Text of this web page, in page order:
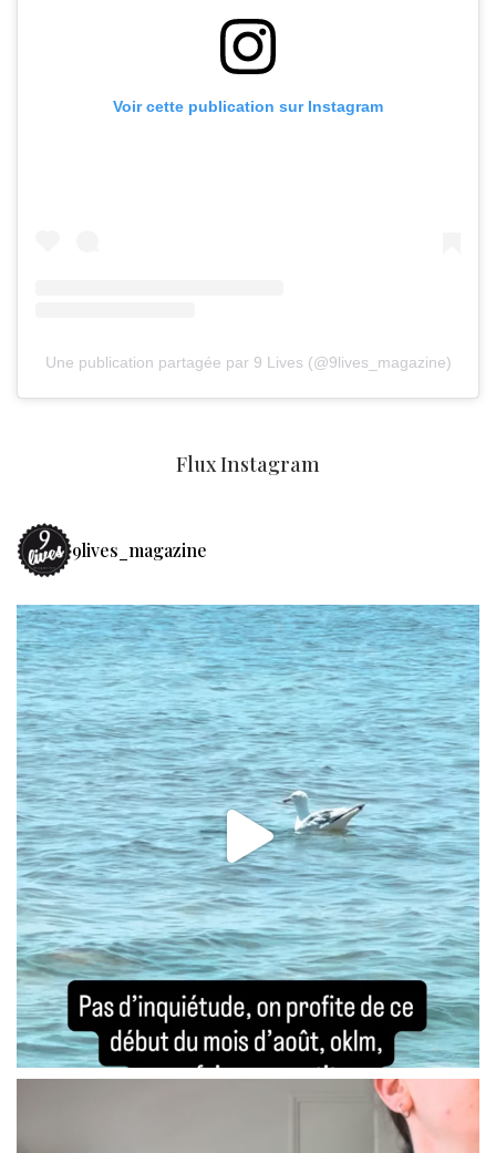
Voir cette publication sur Instagram
Une publication partagée par 9 Lives (@9lives_magazine)
Flux Instagram
9lives_magazine